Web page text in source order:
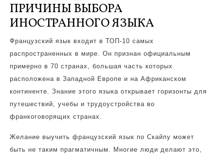
ПРИЧИНЫ ВЫБОРА
ИНОСТРАННОГО ЯЗЫКА
Французский язык входит в ТОП-10 самых
распространенных в мире. Он признан официальным
примерно в 70 странах, большая часть которых
расположена в Западной Европе и на Африканском
континенте. Знание этого языка открывает горизонты для
путешествий, учебы и трудоустройства во
франкоговорящих странах.
Желание выучить французский язык по Скайпу может
быть не таким прагматичным. Многие люди делают это,